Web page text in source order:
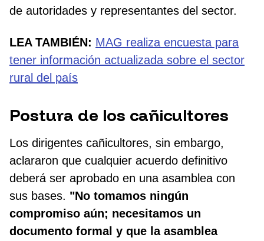
de autoridades y representantes del sector.
LEA TAMBIÉN: MAG realiza encuesta para
tener información actualizada sobre el sector
rural del país
Postura de los cañicultores
Los dirigentes cañicultores, sin embargo,
aclararon que cualquier acuerdo definitivo
deberá ser aprobado en una asamblea con
sus bases. "No tomamos ningún
compromiso aún; necesitamos un
documento formal y que la asamblea